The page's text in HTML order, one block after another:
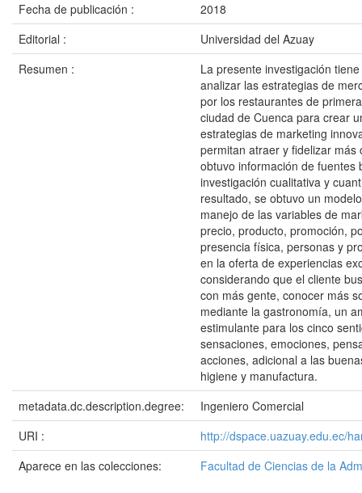
Fecha de publicación :
2018
Editorial :
Universidad del Azuay
Resumen :
La presente investigación
analizar las estrategias de
por los restaurantes de
ciudad de Cuenca para crear
estrategias de marketing
permitan atraer y fidelizar más
obtuvo información de fuentes
investigación cualitativa y
resultado, se obtuvo un
manejo de las variables de
precio, producto, promoción,
presencia física, personas y
en la oferta de experiencias
considerando que el cliente
con más gente, conocer más
mediante la gastronomía, un
estimulante para los cinco
sensaciones, emociones,
acciones, adicional a las
higiene y manufactura.
metadata.dc.description.degree:
Ingeniero Comercial
URI :
http://dspace.uazuay.edu.ec/
Aparece en las colecciones:
Facultad de Ciencias de la